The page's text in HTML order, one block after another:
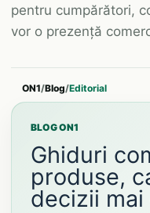
pentru cumpărători,
vor o prezență
ON1/Blog/Editorial
BLOG ON1
Ghiduri
produse,
decizii mai